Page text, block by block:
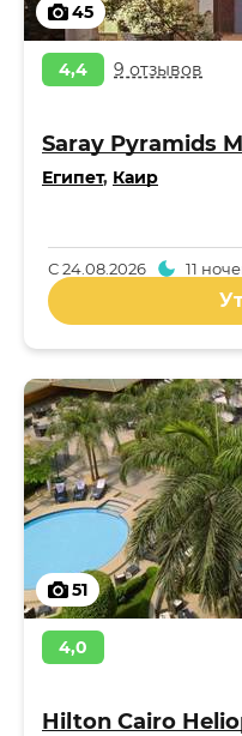
45
4,4 9 отзывов
Saray Pyramids
Египет, Каир
С24.08.2026 11
51
4,0
Hilton Cairo